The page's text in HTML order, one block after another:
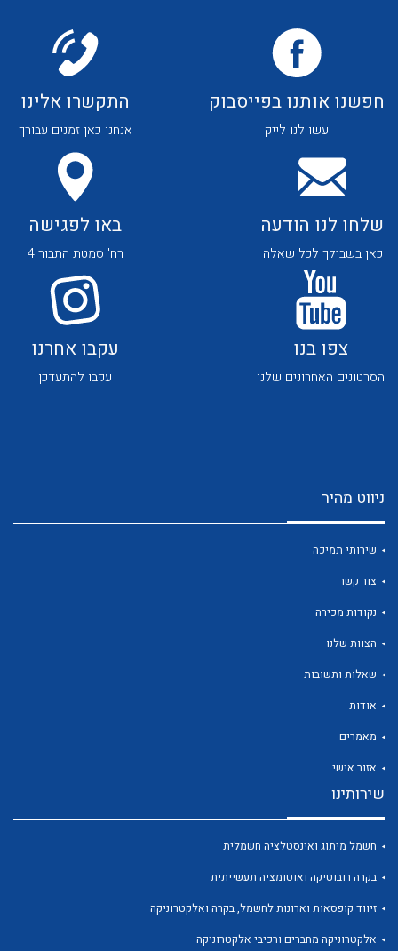
לכל מוצרי היצרן לכל מוצרי היצרן
לכל מוצרי היצרן לכל מוצרי היצרן
לכל מוצרי היצרן
חפשנו אותנו בפייסבוק
עשו לנו לייק
התקשרו אלינו
אנחנו כאן זמנים עבורך
שלחו לנו הודעה
כאן בשבילך לכל שאלה
באו לפגישה
רח' סמטת התבור 4
צפו בנו
הסרטונים האחרונים שלנו
עקבו אחרנו
עקבו להתעדכן
ניווט מהיר
שירותי תמיכה
צור קשר
נקודות מכירה
הצוות שלנו
שאלות ותשובות
אודות
מאמרים
אזור אישי
שירותינו
חשמל מיתוג ואינסטלציה חשמלית
בקרה רובוטיקה ואוטומציה תעשייתית
זיווד קופסאות וארונות לחשמל, בקרה ואלקטרוניקה
אלקטרוניקה מחברים ורכיבי אלקטרוניקה